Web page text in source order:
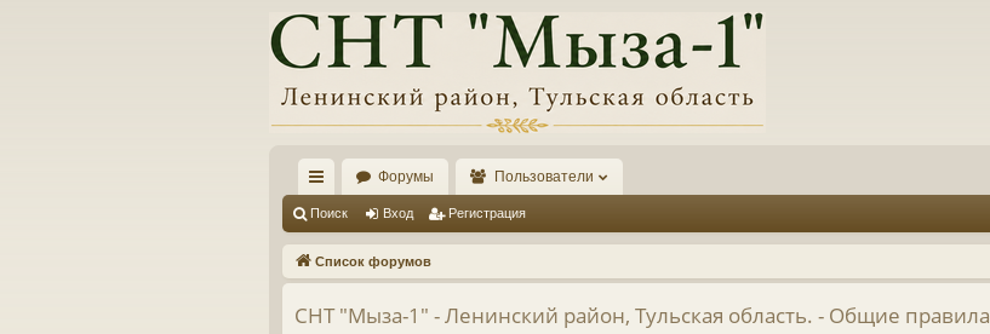
с
ы
лк
и
Форумы Пользователи
Поиск Вход Регистрация
Список форумов
СНТ "Мыза-1" - Ленинский район, Тульская область. - Общие правила